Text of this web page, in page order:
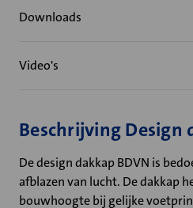
Downloads
Video's
Beschrijving Design
De design dakkap BDVN is
afblazen van lucht. De dakkap
bouwhoogte bij gelijke